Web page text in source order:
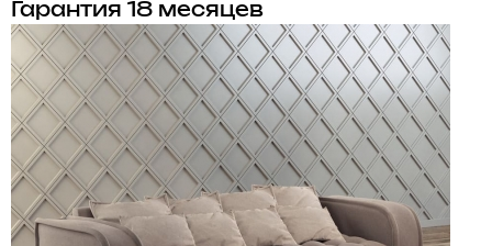
Гарантия 18 месяцев